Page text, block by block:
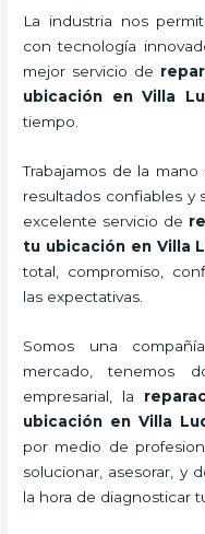
La industria nos
con tecnología
mejor servicio de
ubicación en Villa
tiempo.
Trabajamos de la
resultados confiables y
excelente servicio de
tu ubicación en Villa
total, compromiso,
las expectativas.
Somos una
mercado, tenemos
empresarial, la
ubicación en Villa
por medio de
solucionar, asesorar, y
la hora de diagnosticar